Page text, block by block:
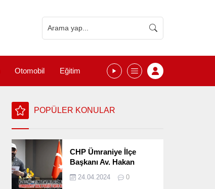
Otomobil Eğitim
POPÜLER KONULAR
CHP Ümraniye İlçe
Başkanı Av. Hakan
Seçimlerini
24.04.2024 0